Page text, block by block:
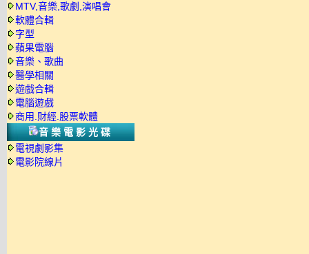
MTV,音樂,歌劇,演唱會
軟體合輯
字型
蘋果電腦
音樂、歌曲
醫學相關
遊戲合輯
電腦遊戲
商用.財經.股票軟體
音樂電影光碟
電視劇影集
電影院線片